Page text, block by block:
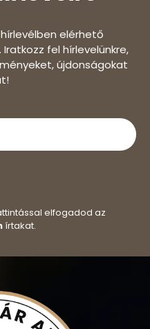
elérhető
fel hírlevelünkre,
újdonságokat
elfogadod az
írtakat.